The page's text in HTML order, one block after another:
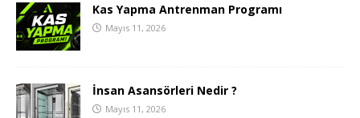
Kas Yapma Antrenman Programı
Mayıs 11, 2026
İnsan Asansörleri Nedir ?
Mayıs 11, 2026